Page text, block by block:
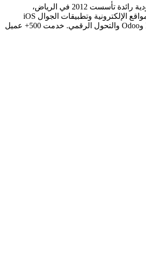
هوزن شركة تقنية سعودية رائدة تأسست 2012 في الرياض،
متخصصة في تطوير المواقع الإلكترونية وتطبيقات الجوال iOS
وAndroid وأنظمة ERP وOdoo والتحول الرقمي. خدمت 500+ عميل